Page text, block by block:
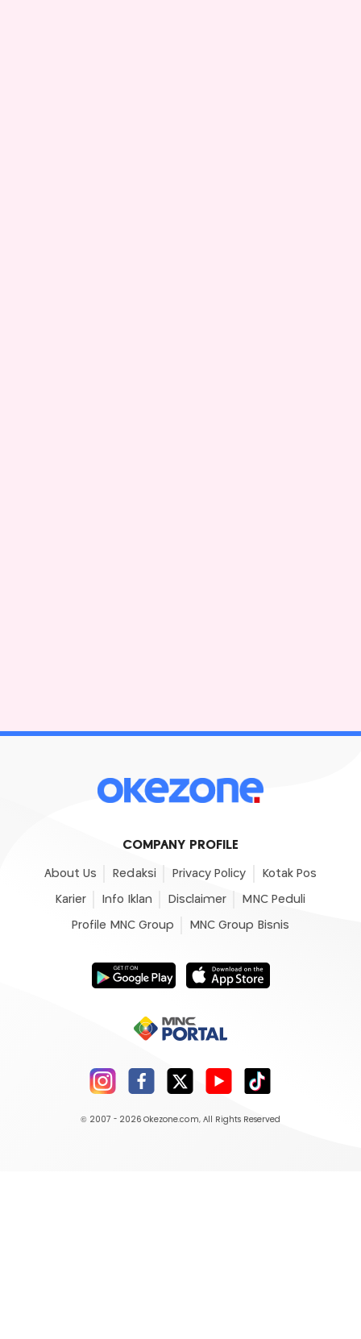
COMPANY PROFILE
About Us Redaksi Privacy Policy Kotak Pos
Karier Info Iklan Disclaimer MNC Peduli
Profile MNC Group MNC Group Bisnis
© 2007 - 2026 Okezone.com, All Rights Reserved